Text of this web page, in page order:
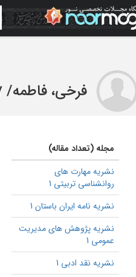
فرخی، فاطمه/
7
مجله (تعداد مقاله)
نشریه مهارت های
روانشناسی تربیتی 1
نشریه نامه ایران باستان 1
نشریه پژوهش های مدیریت
عمومی 1
نشریه نقد ادبی 1